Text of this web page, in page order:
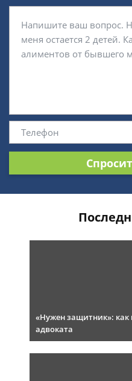
«Нужен защитник»:
адвоката